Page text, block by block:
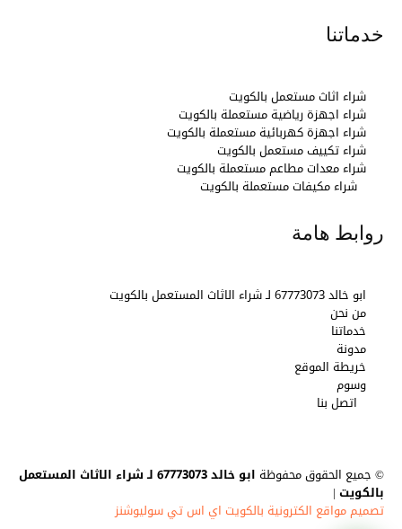
خدماتنا
شراء اثاث مستعمل بالكويت
شراء اجهزة رياضية مستعملة بالكويت
شراء اجهزة كهربائية مستعملة بالكويت
شراء تكييف مستعمل بالكويت
شراء معدات مطاعم مستعملة بالكويت
شراء مكيفات مستعملة بالكويت
روابط هامة
ابو خالد 67773073 لـ شراء الاثاث المستعمل بالكويت
من نحن
خدماتنا
مدونة
خريطة الموقع
وسوم
اتصل بنا
© جميع الحقوق محفوظة
ابو خالد 67773073 لـ شراء الاثاث المستعمل
بالكويت |
تصميم مواقع الكترونية بالكويت اي اس تي سوليوشنز